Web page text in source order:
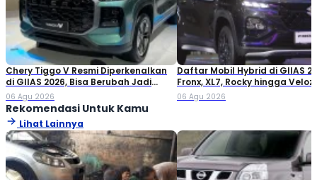
Chery Tiggo V Resmi Diperkenalkan
di GIIAS 2026, Bisa Berubah Jadi
Double Cabin
06 Agu 2026
Daftar Mobil Hybrid di GIIAS
Fronx, XL7, Rocky hingga Veloz!
06 Agu 2026
Rekomendasi Untuk Kamu
Lihat Lainnya